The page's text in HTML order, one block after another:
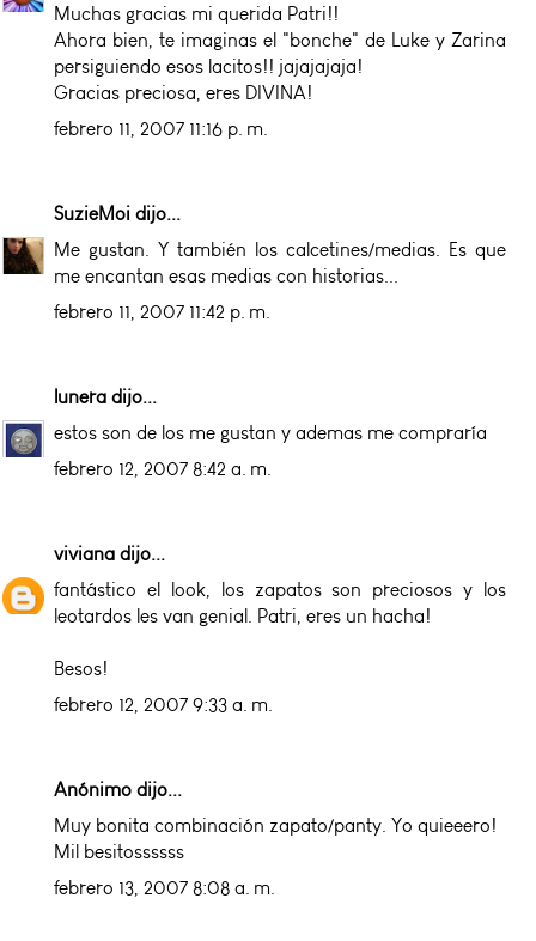
Muchas gracias mi querida Patri!!
Ahora bien, te imaginas el "bonche" de Luke y Zarina
persiguiendo esos lacitos!! jajajajaja!
Gracias preciosa, eres DIVINA!
febrero 11, 2007 11:16 p. m.
SuzieMoi dijo...
Me gustan. Y también los calcetines/medias. Es que
me encantan esas medias con historias...
febrero 11, 2007 11:42 p. m.
lunera dijo...
estos son de los me gustan y ademas me compraría
febrero 12, 2007 8:42 a. m.
viviana dijo...
fantástico el look, los zapatos son preciosos y los
leotardos les van genial. Patri, eres un hacha!
Besos!
febrero 12, 2007 9:33 a. m.
Anónimo dijo...
Muy bonita combinación zapato/panty. Yo quieeero!
Mil besitossssss
febrero 13, 2007 8:08 a. m.